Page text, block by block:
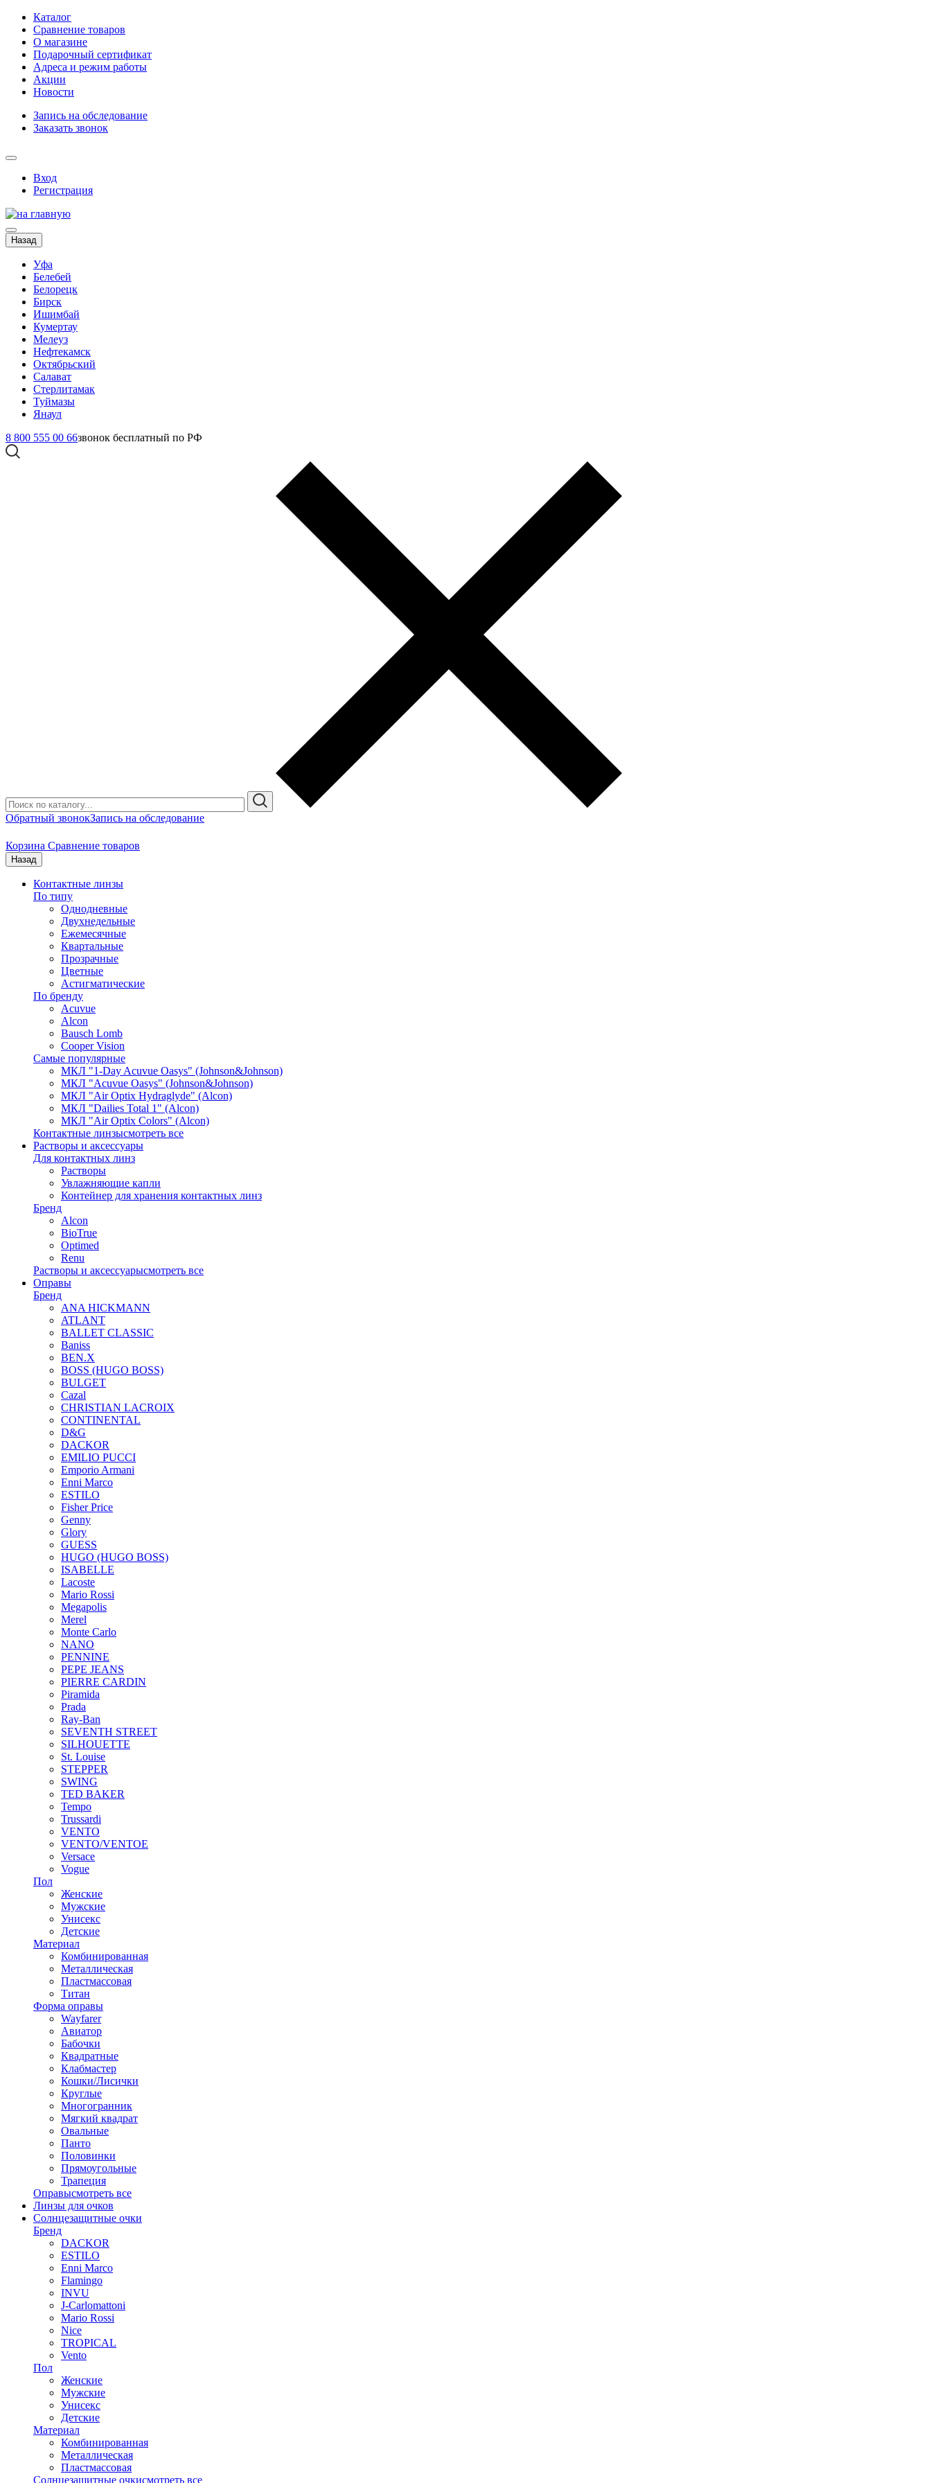
Каталог
Сравнение товаров
О магазине
Подарочный сертификат
Адреса и режим работы
Акции
Новости
Запись на обследование
Заказать звонок
Вход
Регистрация
Назад
Уфа
Белебей
Белорецк
Бирск
Ишимбай
Кумертау
Мелеуз
Нефтекамск
Октябрьский
Салават
Стерлитамак
Туймазы
Янаул
8 800 555 00 66звонок бесплатный по РФ
Обратный звонокЗапись на обследование
Корзина Сравнение товаров
Назад
Контактные линзы
По типу
Однодневные
Двухнедельные
Ежемесячные
Квартальные
Прозрачные
Цветные
Астигматические
По бренду
Acuvue
Alcon
Bausch Lomb
Cooper Vision
Самые популярные
МКЛ "1-Day Acuvue Oasys" (Johnson&Johnson)
МКЛ "Acuvue Oasys" (Johnson&Johnson)
МКЛ "Air Optix Hydraglyde" (Alcon)
МКЛ "Dailies Total 1" (Alcon)
МКЛ "Air Optix Colors" (Alcon)
Контактные линзысмотреть все
Растворы и аксессуары
Для контактных линз
Растворы
Увлажняющие капли
Контейнер для хранения контактных линз
Бренд
Alcon
BioTrue
Optimed
Renu
Растворы и аксессуарысмотреть все
Оправы
Бренд
ANA HICKMANN
ATLANT
BALLET CLASSIC
Baniss
BEN.X
BOSS (HUGO BOSS)
BULGET
Cazal
CHRISTIAN LACROIX
CONTINENTAL
D&G
DACKOR
EMILIO PUCCI
Emporio Armani
Enni Marco
ESTILO
Fisher Price
Genny
Glory
GUESS
HUGO (HUGO BOSS)
ISABELLE
Lacoste
Mario Rossi
Megapolis
Merel
Monte Carlo
NANO
PENNINE
PEPE JEANS
PIERRE CARDIN
Piramida
Prada
Ray-Ban
SEVENTH STREET
SILHOUETTE
St. Louise
STEPPER
SWING
TED BAKER
Tempo
Trussardi
VENTO
VENTO/VENTOE
Versace
Vogue
Пол
Женские
Мужские
Унисекс
Детские
Материал
Комбинированная
Металлическая
Пластмассовая
Титан
Форма оправы
Wayfarer
Авиатор
Бабочки
Квадратные
Клабмастер
Кошки/Лисички
Круглые
Многогранник
Мягкий квадрат
Овальные
Панто
Половинки
Прямоугольные
Трапеция
Оправысмотреть все
Линзы для очков
Солнцезащитные очки
Бренд
DACKOR
ESTILO
Enni Marco
Flamingo
INVU
J-Carlomattoni
Mario Rossi
Nice
TROPICAL
Vento
Пол
Женские
Мужские
Унисекс
Детские
Материал
Комбинированная
Металлическая
Пластмассовая
Солнцезащитные очкисмотреть все